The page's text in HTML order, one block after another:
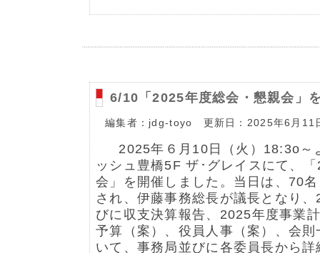
6/10「2025年度総会・懇親会」
編集者：jdg-toyo 更新日：2025年6月11
2025年６月10日（火）18:3o～
ッシュ豊橋5F ザ･グレイスにて、
会」を開催しました。当日は、70
され、伊藤事務総長が議長となり
びに収支決算報告、2025年度事業
予算（案）、役員人事（案）、会
いて、事務局並びに各委員長から